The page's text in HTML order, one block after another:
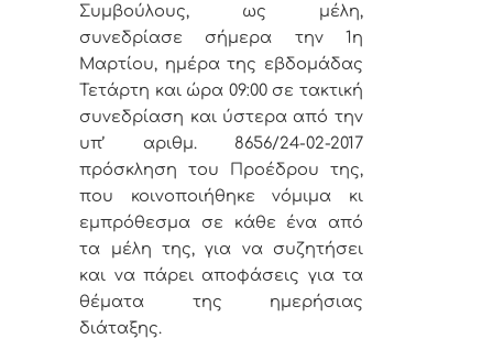
Συμβούλους, ως μέλη,
συνεδρίασε σήμερα την 1η
Μαρτίου, ημέρα της εβδομάδας
Τετάρτη και ώρα 09:00 σε τακτική
συνεδρίαση και ύστερα από την
υπ’ αριθμ. 8656/24-02-2017
πρόσκληση του Προέδρου της,
που κοινοποιήθηκε νόμιμα κι
εμπρόθεσμα σε κάθε ένα από
τα μέλη της, για να συζητήσει
και να πάρει αποφάσεις για τα
θέματα της ημερήσιας
διάταξης.